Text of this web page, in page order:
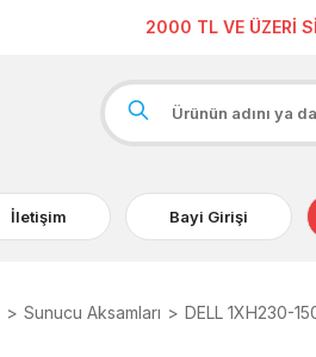
2000 TL VE ÜZERİ
İletişim Bayi Girişi
Sunucu Aksamları DELL 1XH230-